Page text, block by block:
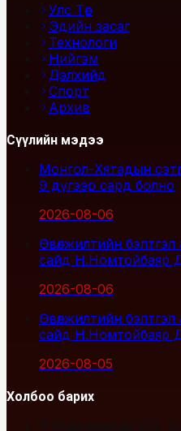
Улс Төр
Эдийн засаг
Технологи
Нийгэм
Дэлхийд
Спорт
Архив
Сүүлийн мэдээ
Монгол-Хятадын
9 дүгээр сард болно
2026-08-06
Өвөлжилтийн
сайд Н.Номтойбаяр
2026-08-06
Өвөлжилтийн
сайд Н.Номтойбаяр
2026-08-05
Холбоо барих